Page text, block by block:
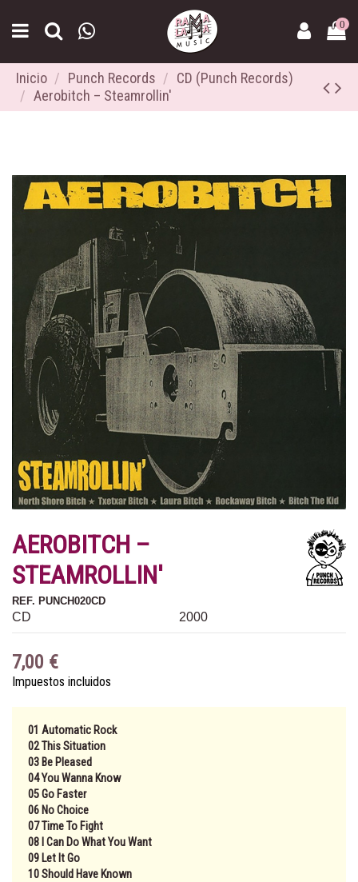
0
Inicio Punch Records
CD (Punch Records)
Aerobitch ‎– Steamrollin'
AEROBITCH ‎–
STEAMROLLIN'
REF. PUNCH020CD
CD 2000
7,00 €
Impuestos incluidos
01 Automatic Rock
02 This Situation
03 Be Pleased
04 You Wanna Know
05 Go Faster
06 No Choice
07 Time To Fight
08 I Can Do What You Want
09 Let It Go
10 Should Have Known